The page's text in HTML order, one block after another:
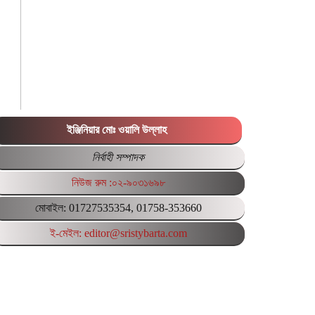
ইঞ্জিনিয়ার মোঃ ওয়ালি উল্লাহ
নির্বাহী সম্পাদক
নিউজ রুম :০২-৯০৩১৬৯৮
মোবাইল: 01727535354, 01758-353660
ই-মেইল: editor@sristybarta.com